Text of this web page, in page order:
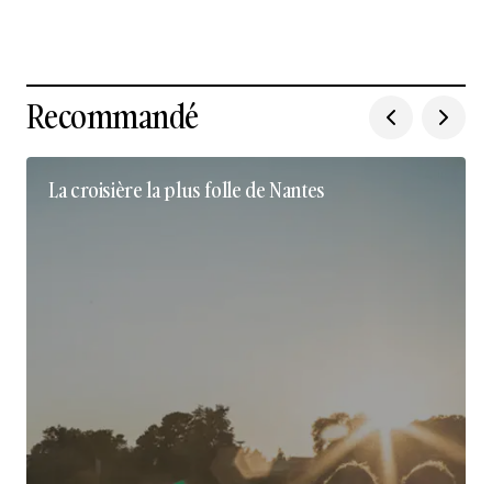
Recommandé
La croisière la plus folle de Nantes